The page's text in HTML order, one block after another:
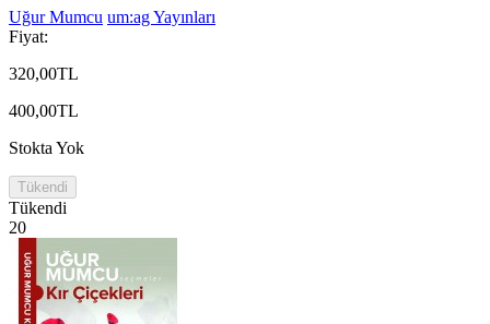
Uğur Mumcu um:ag Yayınları
Fiyat:
320,00TL
400,00TL
Stokta Yok
Tükendi
Tükendi
20